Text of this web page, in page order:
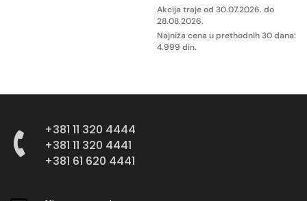
Akcija traje od 30.07.2026. do
28.08.2026.
Najniža cena u prethodnih 30 dana:
4.999 din.
+381 11 320 4444
+381 11 320 4441
+381 61 620 4441